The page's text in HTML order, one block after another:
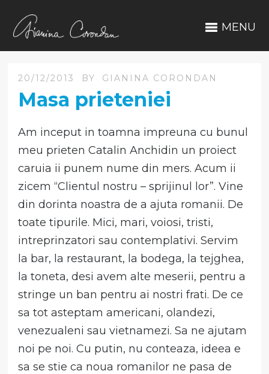
MENU
20/12/2013 BY GIANINA CORONDAN
Masa prieteniei
Am inceput in toamna impreuna cu bunul
meu prieten Catalin Anchidin un proiect
caruia ii punem nume din mers. Acum ii
zicem “Clientul nostru – sprijinul lor”. Vine
din dorinta noastra de a ajuta romanii. De
toate tipurile. Mici, mari, voiosi, tristi,
intreprinzatori sau contemplativi. Servim
la bar, la restaurant, la bodega, la tejghea,
la toneta, desi avem alte meserii, pentru a
stringe un ban pentru ai nostri frati. De ce
sa tot asteptam americani, olandezi,
venezualeni sau vietnamezi. Sa ne ajutam
noi pe noi. Cu putin, nu conteaza, ideea e
sa se stie ca noua romanilor ne pasa de